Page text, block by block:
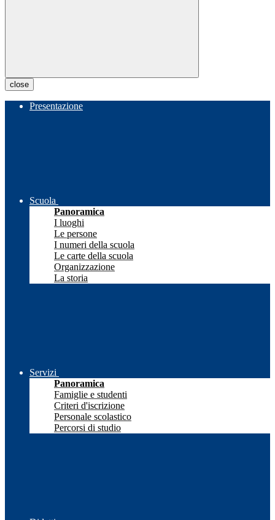
close
Presentazione
Scuola
Panoramica
I luoghi
Le persone
I numeri della scuola
Le carte della scuola
Organizzazione
La storia
Servizi
Panoramica
Famiglie e studenti
Criteri d'iscrizione
Personale scolastico
Percorsi di studio